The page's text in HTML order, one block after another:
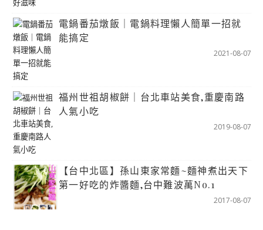
電鍋番茄燉飯｜電鍋料理懶人簡單一招就
能搞定
2021-08-07
福州世祖胡椒餅｜台北車站美食,重慶南路
人氣小吃
2019-08-07
【台中北區】孫山東家常麵~麵神煮出天下
第一好吃的炸醬麵,台中難波萬No.1
2017-08-07